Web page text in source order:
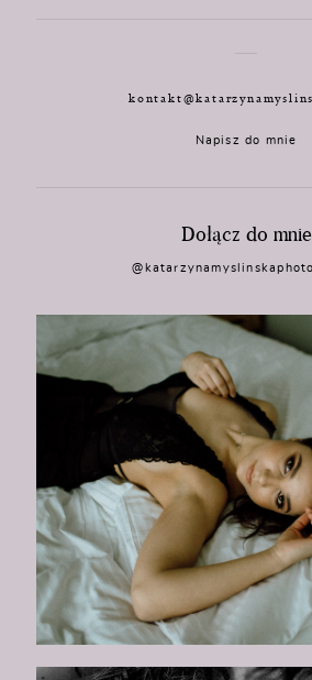
Napisz do mnie
Dołącz do mnie